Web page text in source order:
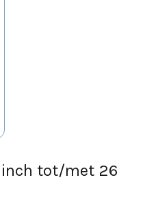
tot/met 26